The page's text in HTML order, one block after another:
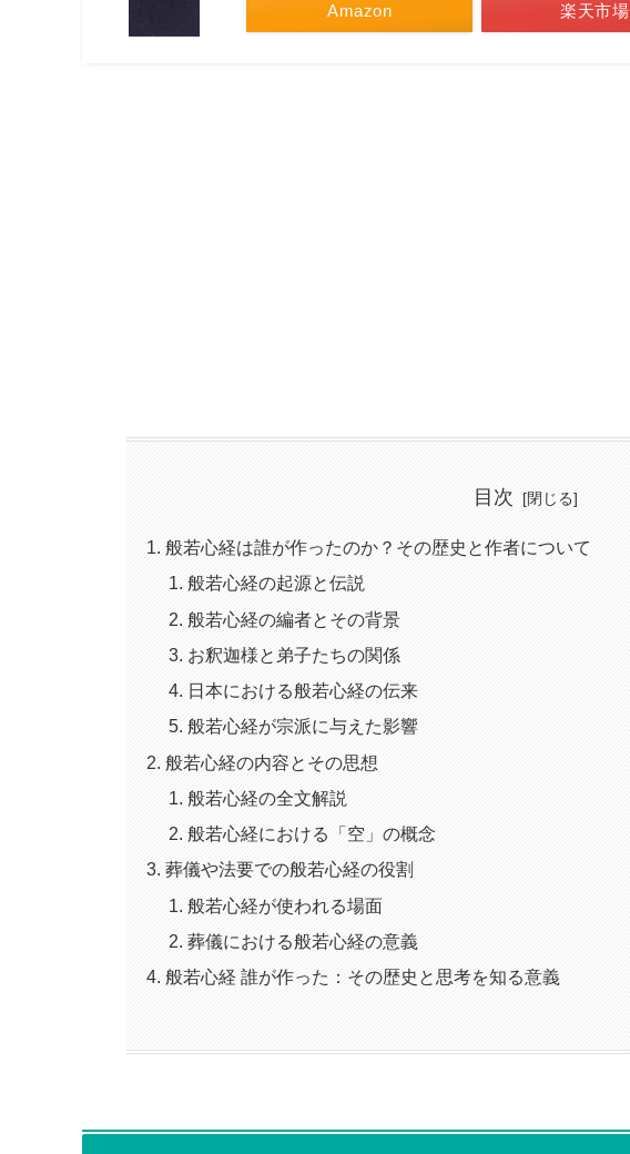
Amazon 楽天市場
目次
般若心経は誰が作ったのか？その歴史と作者について
般若心経の起源と伝説
般若心経の編者とその背景
お釈迦様と弟子たちの関係
日本における般若心経の伝来
般若心経が宗派に与えた影響
般若心経の内容とその思想
般若心経の全文解説
般若心経における「空」の概念
葬儀や法要での般若心経の役割
般若心経が使われる場面
葬儀における般若心経の意義
般若心経 誰が作った：その歴史と思考を知る意義